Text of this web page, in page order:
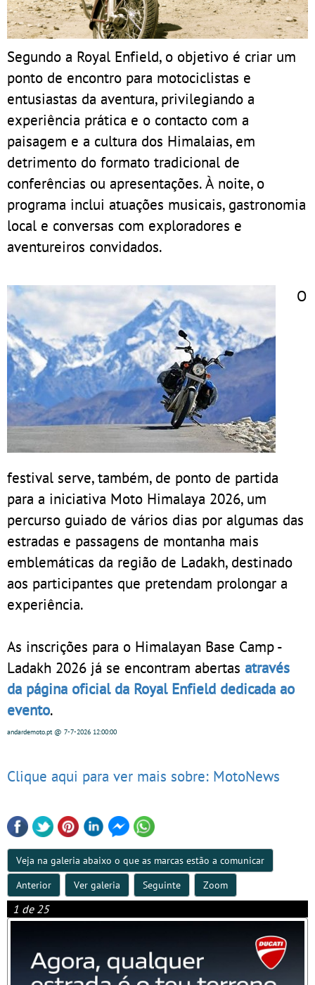
Segundo a Royal Enfield, o objetivo é criar um
ponto de encontro para motociclistas e
entusiastas da aventura, privilegiando a
experiência prática e o contacto com a
paisagem e a cultura dos Himalaias, em
detrimento do formato tradicional de
conferências ou apresentações. À noite, o
programa inclui atuações musicais, gastronomia
local e conversas com exploradores e
aventureiros convidados.
O
festival serve, também, de ponto de partida
para a iniciativa Moto Himalaya 2026, um
percurso guiado de vários dias por algumas das
estradas e passagens de montanha mais
emblemáticas da região de Ladakh, destinado
aos participantes que pretendam prolongar a
experiência.
As inscrições para o Himalayan Base Camp -
Ladakh 2026 já se encontram abertas através
da página oficial da Royal Enfield dedicada ao
evento.
andardemoto.pt@ 7-7-2026 12:00:00
Clique aqui para ver mais sobre: MotoNews
Veja na galeria abaixo o que as marcas estão a comunicar
Anterior
Ver galeria Seguinte Zoom
1 de 25